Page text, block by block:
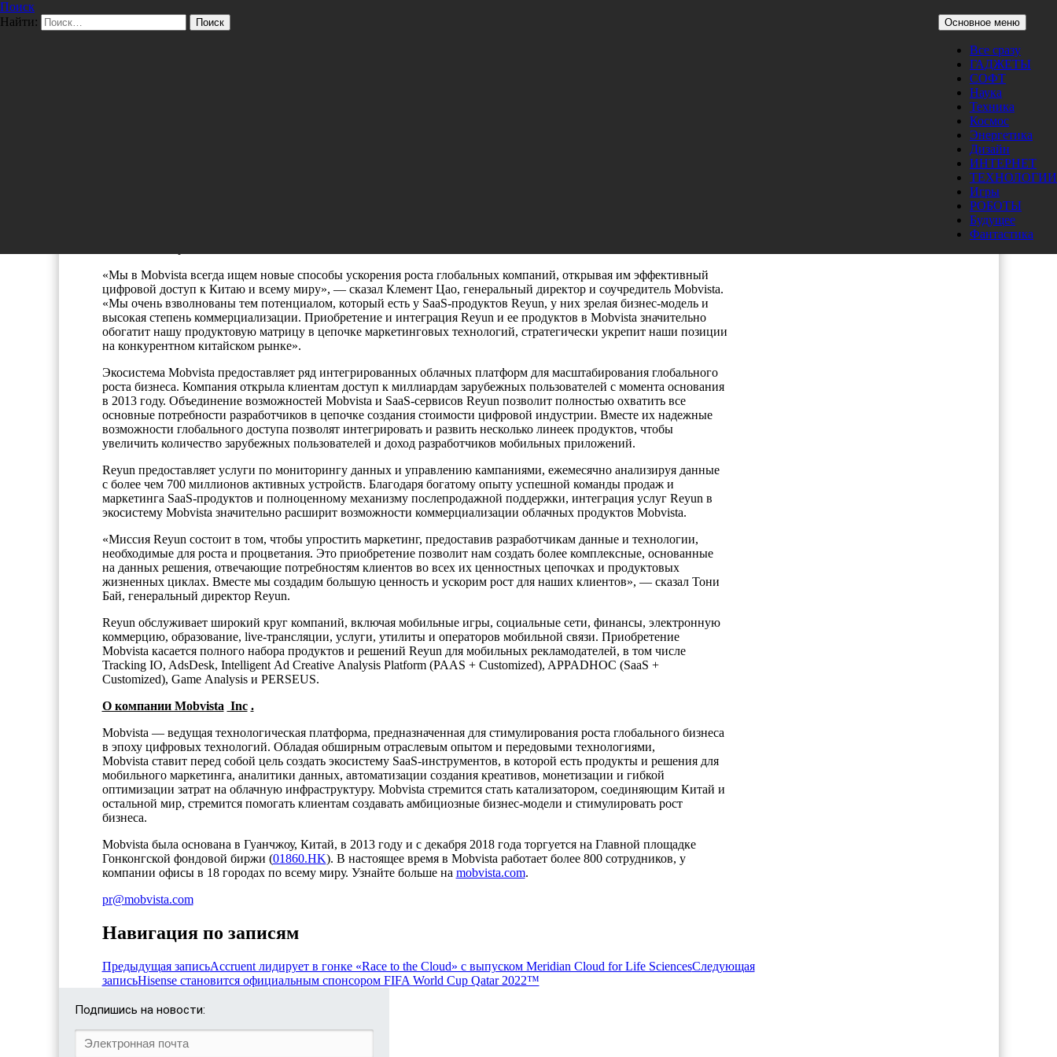
Перейти к содержимому
Pro/Hi-Tech
Поиск
Основное меню
Все сразу
ГАДЖЕТЫ
СОФТ
Наука
Техника
Космос
Энергетика
Дизайн
ИНТЕРНЕТ
ТЕХНОЛОГИИ
Игры
РОБОТЫ
Будущее
Фантастика
Найти: Маркетинг,ТЕХНОЛОГИИ
«Мы в Mobvista всегда ищем новые способы ускорения роста глобальных компаний, открывая им эффективный
цифровой доступ к Китаю и всему миру», — сказал Клемент Цао, генеральный директор и соучредитель Mobvista.
«Мы очень взволнованы тем потенциалом, который есть у SaaS-продуктов Reyun, у них зрелая бизнес-модель и
высокая степень коммерциализации. Приобретение и интеграция Reyun и ее продуктов в Mobvista значительно
обогатит нашу продуктовую матрицу в цепочке маркетинговых технологий, стратегически укрепит наши позиции
на конкурентном китайском рынке».
Экосистема Mobvista предоставляет ряд интегрированных облачных платформ для масштабирования глобального
роста бизнеса. Компания открыла клиентам доступ к миллиардам зарубежных пользователей с момента основания
в 2013 году. Объединение возможностей Mobvista и SaaS-сервисов Reyun позволит полностью охватить все
основные потребности разработчиков в цепочке создания стоимости цифровой индустрии. Вместе их надежные
возможности глобального доступа позволят интегрировать и развить несколько линеек продуктов, чтобы
увеличить количество зарубежных пользователей и доход разработчиков мобильных приложений.
Reyun предоставляет услуги по мониторингу данных и управлению кампаниями, ежемесячно анализируя данные
с более чем 700 миллионов активных устройств. Благодаря богатому опыту успешной команды продаж и
маркетинга SaaS-продуктов и полноценному механизму послепродажной поддержки, интеграция услуг Reyun в
экосистему Mobvista значительно расширит возможности коммерциализации облачных продуктов Mobvista.
«Миссия Reyun состоит в том, чтобы упростить маркетинг, предоставив разработчикам данные и технологии,
необходимые для роста и процветания. Это приобретение позволит нам создать более комплексные, основанные
на данных решения, отвечающие потребностям клиентов во всех их ценностных цепочках и продуктовых
жизненных циклах. Вместе мы создадим большую ценность и ускорим рост для наших клиентов», — сказал Тони
Бай, генеральный директор Reyun.
Reyun обслуживает широкий круг компаний, включая мобильные игры, социальные сети, финансы, электронную
коммерцию, образование, live-трансляции, услуги, утилиты и операторов мобильной связи. Приобретение
Mobvista касается полного набора продуктов и решений Reyun для мобильных рекламодателей, в том числе
Tracking IO, AdsDesk, Intelligent Ad Creative Analysis Platform (PAAS + Customized), APPADHOC (SaaS +
Customized), Game Analysis и PERSEUS.
О компании Mobvista Inc .
Mobvista — ведущая технологическая платформа, предназначенная для стимулирования роста глобального бизнеса
в эпоху цифровых технологий. Обладая обширным отраслевым опытом и передовыми технологиями,
Mobvista ставит перед собой цель создать экосистему SaaS-инструментов, в которой есть продукты и решения для
мобильного маркетинга, аналитики данных, автоматизации создания креативов, монетизации и гибкой
оптимизации затрат на облачную инфраструктуру. Mobvista стремится стать катализатором, соединяющим Китай и
остальной мир, стремится помогать клиентам создавать амбициозные бизнес-модели и стимулировать рост
бизнеса.
Mobvista была основана в Гуанчжоу, Китай, в 2013 году и с декабря 2018 года торгуется на Главной площадке
Гонконгской фондовой биржи (01860.HK). В настоящее время в Mobvista работает более 800 сотрудников, у
компании офисы в 18 городах по всему миру. Узнайте больше на mobvista.com.
pr@mobvista.com
Навигация по записям
Предыдущая записьAccruent лидирует в гонке «Race to the Cloud» с выпуском Meridian Cloud for Life SciencesСледующая
записьHisense становится официальным спонсором FIFA World Cup Qatar 2022™
Подпишись на новости: